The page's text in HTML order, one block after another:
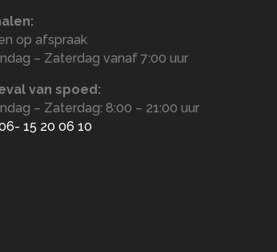
op afspraak
– Zaterdag vanaf 7:00 uur
van spoed:
– Zaterdag: 8:00 – 21:00 uur
15 20 06 10